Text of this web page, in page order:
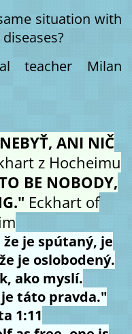
situation with
teacher Milan
ANI NIČ
z Hocheimu
BE NOBODY,
Eckhart of
je spútaný, je
je oslobodený.
ako myslí.
je táto pravda."
1:11